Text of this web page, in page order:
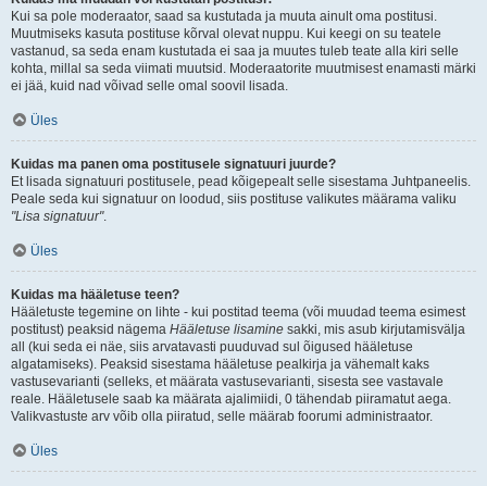
Kui sa pole moderaator, saad sa kustutada ja muuta ainult oma postitusi.
Muutmiseks kasuta postituse kõrval olevat nuppu. Kui keegi on su teatele
vastanud, sa seda enam kustutada ei saa ja muutes tuleb teate alla kiri selle
kohta, millal sa seda viimati muutsid. Moderaatorite muutmisest enamasti märki
ei jää, kuid nad võivad selle omal soovil lisada.
Üles
Kuidas ma panen oma postitusele signatuuri juurde?
Et lisada signatuuri postitusele, pead kõigepealt selle sisestama Juhtpaneelis.
Peale seda kui signatuur on loodud, siis postituse valikutes määrama valiku
"Lisa signatuur".
Üles
Kuidas ma hääletuse teen?
Hääletuste tegemine on lihte - kui postitad teema (või muudad teema esimest
postitust) peaksid nägema Hääletuse lisamine sakki, mis asub kirjutamisvälja
all (kui seda ei näe, siis arvatavasti puuduvad sul õigused hääletuse
algatamiseks). Peaksid sisestama hääletuse pealkirja ja vähemalt kaks
vastusevarianti (selleks, et määrata vastusevarianti, sisesta see vastavale
reale. Hääletusele saab ka määrata ajalimiidi, 0 tähendab piiramatut aega.
Valikvastuste arv võib olla piiratud, selle määrab foorumi administraator.
Üles